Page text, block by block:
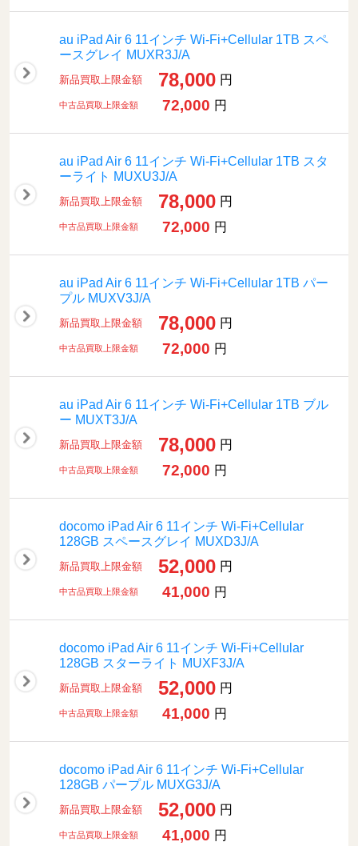
au iPad Air 6 11インチ Wi-Fi+Cellular 1TB スペ
ースグレイ MUXR3J/A
新品買取上限金額 78,000 円
中古品買取上限金額 72,000 円
au iPad Air 6 11インチ Wi-Fi+Cellular 1TB スタ
ーライト MUXU3J/A
新品買取上限金額 78,000 円
中古品買取上限金額 72,000 円
au iPad Air 6 11インチ Wi-Fi+Cellular 1TB パー
プル MUXV3J/A
新品買取上限金額 78,000 円
中古品買取上限金額 72,000 円
au iPad Air 6 11インチ Wi-Fi+Cellular 1TB ブル
ー MUXT3J/A
新品買取上限金額 78,000 円
中古品買取上限金額 72,000 円
docomo iPad Air 6 11インチ Wi-Fi+Cellular
128GB スペースグレイ MUXD3J/A
新品買取上限金額 52,000 円
中古品買取上限金額 41,000 円
docomo iPad Air 6 11インチ Wi-Fi+Cellular
128GB スターライト MUXF3J/A
新品買取上限金額 52,000 円
中古品買取上限金額 41,000 円
docomo iPad Air 6 11インチ Wi-Fi+Cellular
128GB パープル MUXG3J/A
新品買取上限金額 52,000 円
中古品買取上限金額 41,000 円